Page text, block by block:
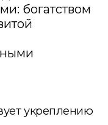
богатством
укреплению